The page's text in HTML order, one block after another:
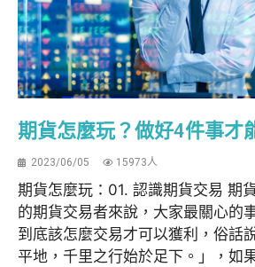
期貨怎麼玩？做好4件事才
2023/06/05 15973人
期貨怎麼玩：01. 認識期貨交易 期
的期貨交易者來說，大家最關心的
到底該怎麼交易才可以獲利，俗話
平地，千里之行始於足下。」，如